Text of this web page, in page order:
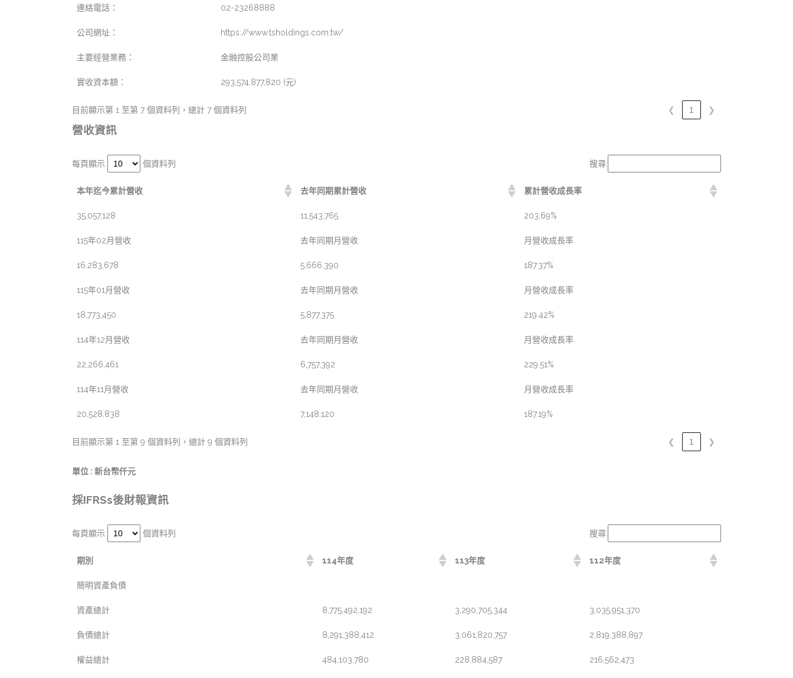
連絡電話： 02-23268888
公司網址： https://www.tsholdings.com.tw/
主要經營業務： 金融控股公司業
實收資本額： 293,574,877,820 (元)
目前顯示第 1 至第 7 個資料列，總計 7 個資料列 ❮ 1 ❯
營收資訊
每頁顯示 個資料列 搜尋:
本年迄今累計營收 去年同期累計營收 累計營收成長率
35,057,128 11,543,765 203.69%
115年02月營收 去年同期月營收 月營收成長率
16,283,678 5,666,390 187.37%
115年01月營收 去年同期月營收 月營收成長率
18,773,450 5,877,375 219.42%
114年12月營收 去年同期月營收 月營收成長率
22,266,461 6,757,392 229.51%
114年11月營收 去年同期月營收 月營收成長率
20,528,838 7,148,120 187.19%
目前顯示第 1 至第 9 個資料列，總計 9 個資料列 ❮ 1 ❯
單位 : 新台幣仟元
採IFRSs後財報資訊
每頁顯示 個資料列 搜尋:
期別 114年度 113年度 112年度
簡明資產負債
資產總計 8,775,492,192 3,290,705,344 3,035,951,370
負債總計 8,291,388,412 3,061,820,757 2,819,388,897
權益總計 484,103,780 228,884,587 216,562,473